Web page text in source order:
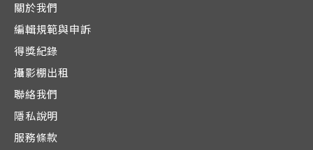
關於我們
編輯規範與申訴
得獎紀錄
攝影棚出租
聯絡我們
隱私說明
服務條款